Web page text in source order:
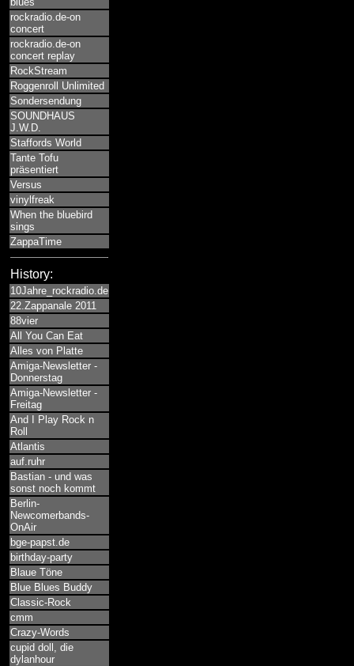
rockradio.de-on
concert
rockradio.de-on
concert replay
RockStream
Roggenroll Unlimited
Sondersendung
SOUNDHAUS
J.W.D.
Staffords World
Tante Tofu
präsentiert
Versus
vinylfreak
When the bluebird
sings
ZappaTime
History:
10Jahre_rockradio.de
22.Zappanale 2011
88vier
All You Can Eat
Alles von Platte
Amiga-Newsletter -
Donnerstag
Amiga-Newsletter -
Freitag
And I Play Rock n
Roll
Atlantis
auf.ruhr
Bastian - und was
sonst noch kommt
Berlin-
Newcomerbands-
OnAir
bge-papst.de
birthday-party
Blaue Töne
Blue Blues Buddy
Classic-Rock
cmm
Crazy-Words
cupid doll, die
dylanhour